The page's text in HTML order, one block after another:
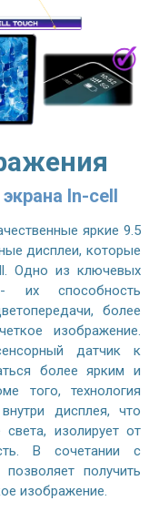
In-cell
яркие 9.5
дисплеи, которые
Одно из ключевых
их способность
более
изображение.
датчик к
более ярким и
того, технология
дисплея, что
света, изолирует от
В сочетании с
получить
изображение.